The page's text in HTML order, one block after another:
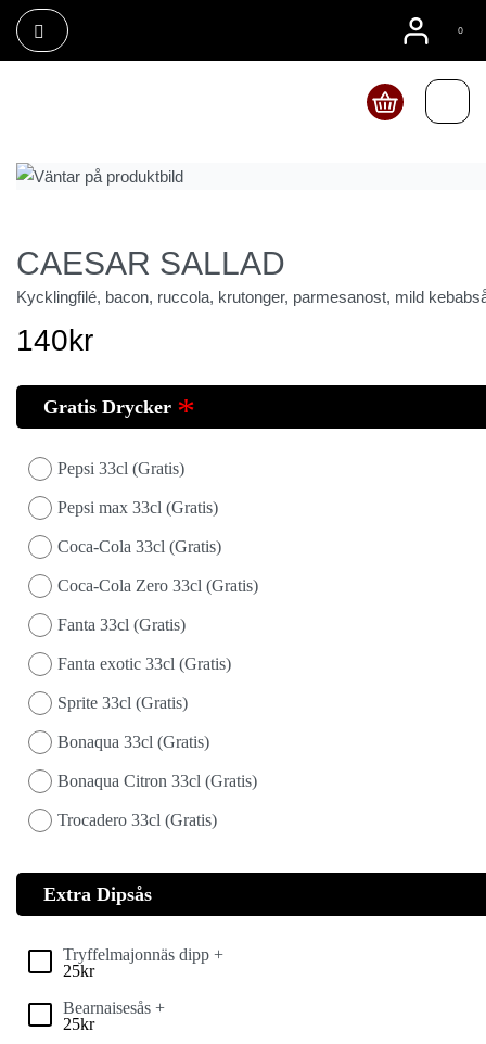
0
CAESAR SALLAD
Kycklingfilé, bacon, ruccola, krutonger, parmesanost, mild
140kr
Gratis Drycker
Pepsi 33cl (Gratis)
Pepsi max 33cl (Gratis)
Coca-Cola 33cl (Gratis)
Coca-Cola Zero 33cl (Gratis)
Fanta 33cl (Gratis)
Fanta exotic 33cl (Gratis)
Sprite 33cl (Gratis)
Bonaqua 33cl (Gratis)
Bonaqua Citron 33cl (Gratis)
Trocadero 33cl (Gratis)
Extra Dipsås
Tryffelmajonnäs dipp +
25kr
Bearnaisesås +
25kr